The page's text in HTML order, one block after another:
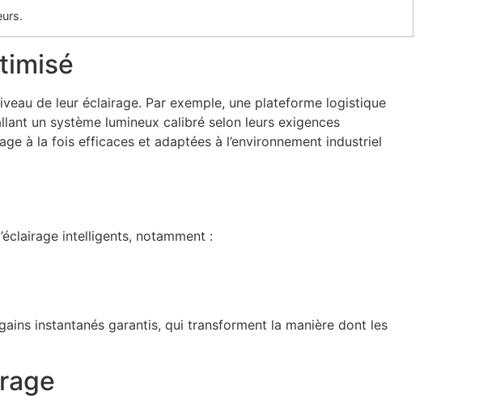
de leur éclairage. Par exemple, une plateforme logistique
un système lumineux calibré selon leurs exigences
à la fois efficaces et adaptées à l’environnement industriel
intelligents, notamment :
instantanés garantis, qui transforment la manière dont les